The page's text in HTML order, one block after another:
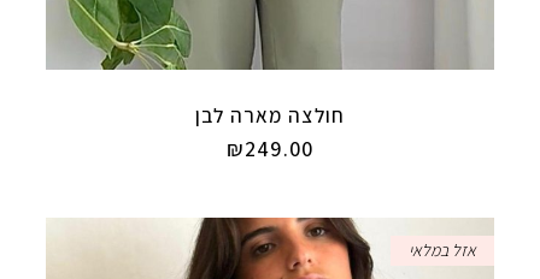
חולצה מארה לבן
₪249.00
אזל במלאי